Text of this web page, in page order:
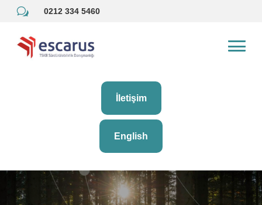
w 0212 334 5460
İletişim
English